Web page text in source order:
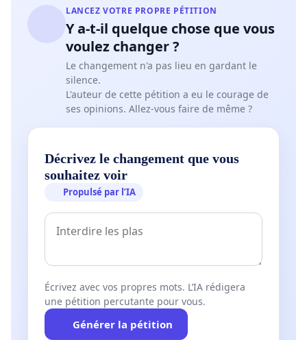
LANCEZ VOTRE PROPRE PÉTITION
Y a-t-il quelque chose que vous
voulez changer ?
Le changement n'a pas lieu en gardant le
silence.
L'auteur de cette pétition a eu le courage de
ses opinions. Allez-vous faire de même ?
Décrivez le changement que vous
souhaitez voir
Propulsé par l’IA
Écrivez avec vos propres mots. L’IA rédigera
une pétition percutante pour vous.
Générer la pétition